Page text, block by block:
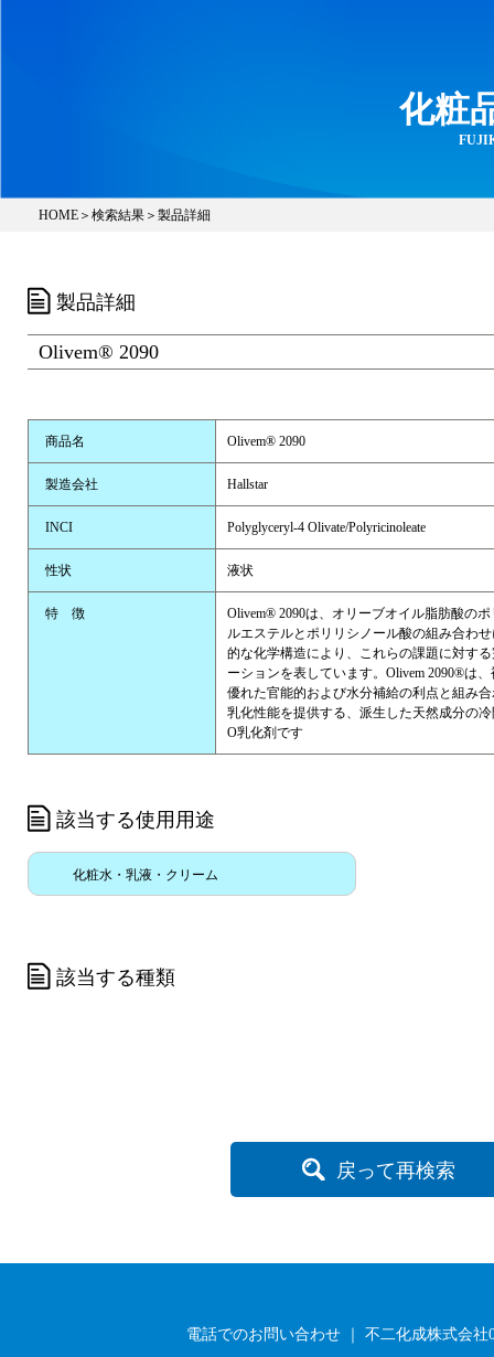
化粧
HOME ＞ 検索結果 ＞製品詳細
製品詳細
Olivem® 2090
商品名 Olivem® 2090
製造会社 Hallstar
INCI Polyglyceryl-4 Olivate/Polyricinoleate
性状 液状
特 徴
Olivem® 2090は、オリーブオイル脂肪酸の
ルエステルとポリリシノール酸の組み合わ
的な化学構造により、これらの課題に対す
ーションを表しています。Olivem 2090®は
優れた官能的および水分補給の利点と組み
乳化性能を提供する、派生した天然成分の
O乳化剤です
該当する使用用途
化粧水・乳液・クリーム
該当する種類
戻って再検索
電話でのお問い合わせ ｜ 不二化成株式会社